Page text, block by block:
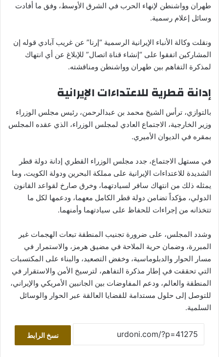
طهران وواشنطن لإنهاء الحرب في الشرق الأوسط، وفق ما أفادت
وسائل إعلام رسمية.
ونقلت وكالة الأنباء الإيرانية الرسمية “إرنا” عن غريب آبادي قوله إن
المشاركين اتفقوا على “إنشاء قناة اتصال” للإبلاغ عن أي انتهاك
لمذكرة التفاهم بين طهران وواشنطن ومناقشته.
إدانة قطرية للاعتداءات الإيرانية
بالتوازي، ترأس الشيخ محمد بن عبدالرحمن، رئيس مجلس الوزراء
وزير الخارجية، الاجتماع العادي لمجلس الوزراء، الذي عقده المجلس
بمقره في الديوان الأميري.
في مستهل الاجتماع، جدد مجلس الوزراء القطري إدانة دولة قطر
الشديدة للاعتداءات الإيرانية على مملكة البحرين ودولة الكويت، وما
يمثله ذلك من انتهاك سافر لسيادتهما، وخرق صارخ لقواعد القانون
الدولي، مؤكداً تضامن دولة قطر الكامل معهما، ودعمها لكل ما
تتخذانه من إجراءات للحفاظ على سيادتهما وأمنهما.
وشدد المجلس، على ضرورة تجنيب المنطقة تبعات الهجمات غير
المبررة، وضمان حرية الملاحة في مضيق هرمز، والاستمرار في
مسار الحوار والدبلوماسية، وخفض التصعيد، والبناء على المكتسبات
التي تحققت في إطار مذكرة التفاهم، لترسيخ الأمن والاستقرار في
المنطقة والعالم، ودعم المفاوضات بين الجانبين الأمريكي والإيراني،
للتوصل إلى حلول مستدامة للقضايا العالقة عبر الحوار والوسائل
السلمية.
نسخ الرابط